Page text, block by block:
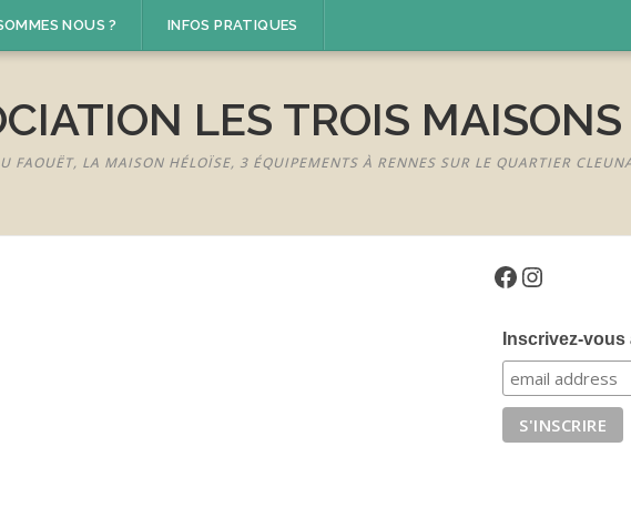
NOUS ? INFOS PRATIQUES
LES TROIS MAISONS
LA MAISON HÉLOÏSE, 3 ÉQUIPEMENTS À RENNES SUR LE QUARTIER
Facebook
Instagram
Inscrivez-